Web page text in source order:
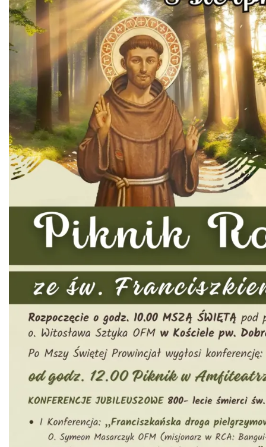
Dni Koronki Koniakowskiej
Koniaków
2026-08-13
3.72 km
2026-08-15
3.82 km
Ustanowienie Sanktuarium Matki Bożej
Frydeckiej
2026-08-22
4.52 km